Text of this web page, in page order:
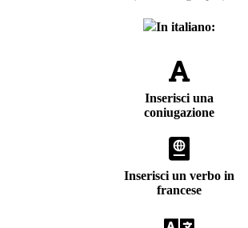
In italiano:
Inserisci una
coniugazione
Inserisci un verbo in
francese